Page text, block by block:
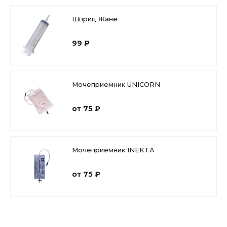
Шприц Жане
99 ₽
Мочеприемник UNICORN
от 75 ₽
Мочеприемник INEKTA
от 75 ₽